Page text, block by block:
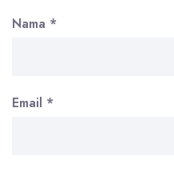
Nama *
Email *